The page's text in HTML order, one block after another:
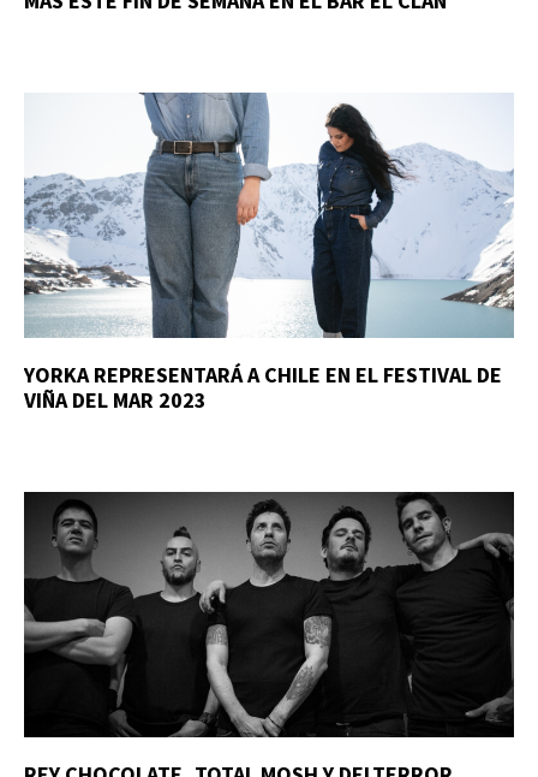
YORKA REPRESENTARÁ A CHILE EN EL FESTIVAL DE
VIÑA DEL MAR 2023